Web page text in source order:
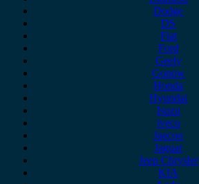
Dodge
DS
Fiat
Ford
Geely
Gonow
Honda
Hyundai
Isuzu
iveco
Jaecoo
Jaguar
Jeep Chrysler
KIA